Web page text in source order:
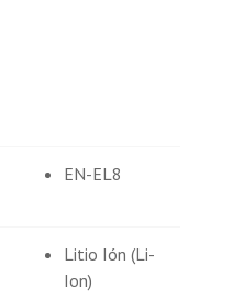
EN-EL8
Litio Ión (Li-
Ion)